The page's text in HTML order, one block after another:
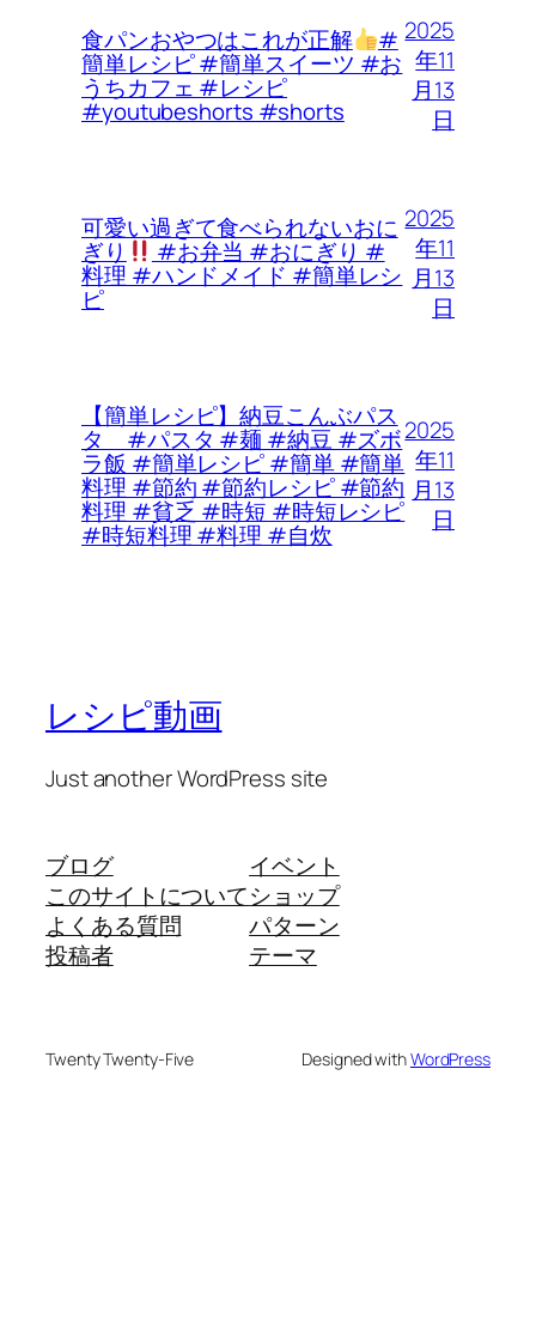
食パンおやつはこれが正解 #
簡単レシピ #簡単スイーツ #お
うちカフェ #レシピ
#youtubeshorts #shorts
2025
年11
月13
日
可愛い過ぎて食べられないおに
ぎり #お弁当 #おにぎり #
料理 #ハンドメイド #簡単レシ
ピ
2025
年11
月13
日
【簡単レシピ】納豆こんぶパス
タ #パスタ #麺 #納豆 #ズボ
ラ飯 #簡単レシピ #簡単 #簡単
料理 #節約 #節約レシピ #節約
料理 #貧乏 #時短 #時短レシピ
#時短料理 #料理 #自炊
2025
年11
月13
日
レシピ動画
Just another WordPress site
ブログ
このサイトについて
よくある質問
投稿者
イベント
ショップ
パターン
テーマ
Twenty Twenty-Five Designed withWordPress